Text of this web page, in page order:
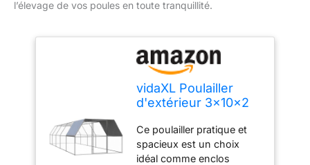
l’élevage de vos poules en toute tranquillité.
vidaXL Poulailler
d'extérieur 3x10x2
Ce poulailler pratique et
spacieux est un choix
idéal comme enclos